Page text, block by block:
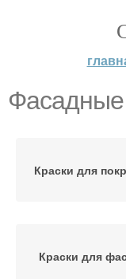
Фасадные
Краски для
Краски для